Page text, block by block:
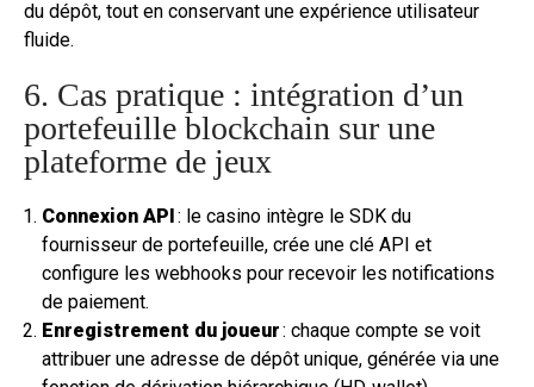
du dépôt, tout en conservant une expérience utilisateur
fluide.
6. Cas pratique : intégration d’un
portefeuille blockchain sur une
plateforme de jeux
Connexion API: le casino intègre le SDK du
fournisseur de portefeuille, crée une clé API et
configure les webhooks pour recevoir les notifications
de paiement.
Enregistrement du joueur: chaque compte se voit
attribuer une adresse de dépôt unique, générée via une